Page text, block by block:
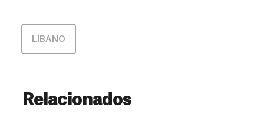
LÍBANO
Relacionados